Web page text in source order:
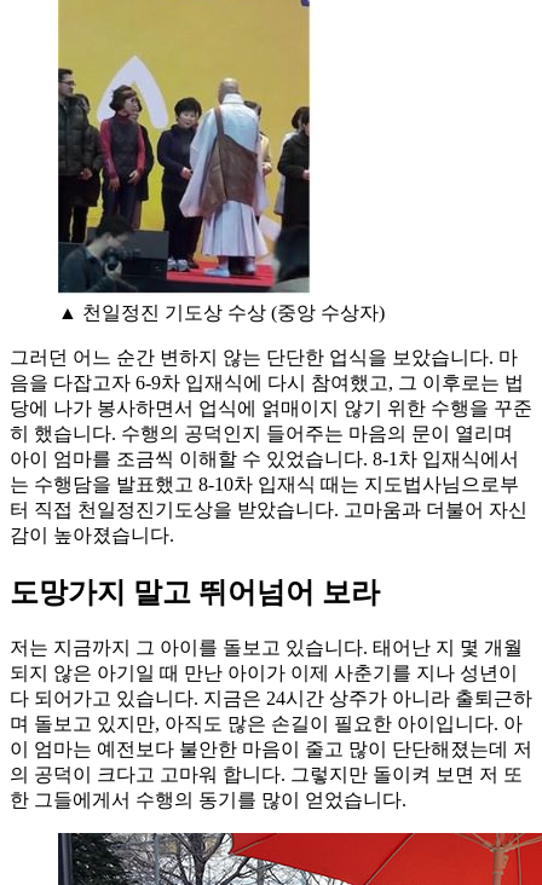
▲ 천일정진 기도상 수상 (중앙 수상자)
그러던 어느 순간 변하지 않는 단단한 업식을 보았습니다. 마
음을 다잡고자 6-9차 입재식에 다시 참여했고, 그 이후로는 법
당에 나가 봉사하면서 업식에 얽매이지 않기 위한 수행을 꾸준
히 했습니다. 수행의 공덕인지 들어주는 마음의 문이 열리며
아이 엄마를 조금씩 이해할 수 있었습니다. 8-1차 입재식에서
는 수행담을 발표했고 8-10차 입재식 때는 지도법사님으로부
터 직접 천일정진기도상을 받았습니다. 고마움과 더불어 자신
감이 높아졌습니다.
도망가지 말고 뛰어넘어 보라
저는 지금까지 그 아이를 돌보고 있습니다. 태어난 지 몇 개월
되지 않은 아기일 때 만난 아이가 이제 사춘기를 지나 성년이
다 되어가고 있습니다. 지금은 24시간 상주가 아니라 출퇴근하
며 돌보고 있지만, 아직도 많은 손길이 필요한 아이입니다. 아
이 엄마는 예전보다 불안한 마음이 줄고 많이 단단해졌는데 저
의 공덕이 크다고 고마워 합니다. 그렇지만 돌이켜 보면 저 또
한 그들에게서 수행의 동기를 많이 얻었습니다.